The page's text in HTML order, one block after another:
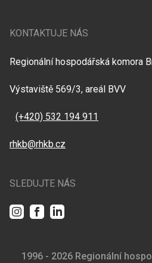
KONTAKTUJE NÁS
Regionální hospodářská komora
Výstaviště 569/3, areál BVV
(+420) 532 194 911
rhkb@rhkb.cz
SLEDUJTE NÁS
InstagramFacebookLinkedIn
1996 - 2026 Regionální